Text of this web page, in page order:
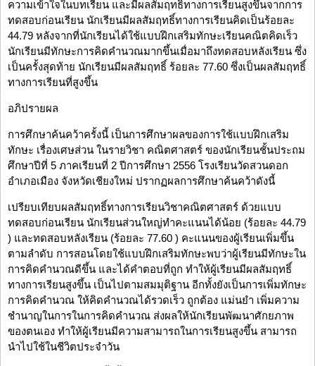
ความเข้าใจในบทเรียน และมีผลสัมฤทธิ์ทางการเรียนสูงขึ้นจากการ
ทดสอบก่อนเรียน นักเรียนมีผลสัมฤทธิ์ทางการเรียนคิดเป็นร้อยละ
44.79 หลังจากที่นักเรียนได้ใช้แบบฝึกเสริมทักษะเรียนคณิตคิดเร็ว
นักเรียนมีทักษะการคิดคำนวณมากขึ้นเมื่อมาถึงทดสอบหลังเรียน ซึ่ง
เป็นครั้งสุดท้าย นักเรียนมีผลสัมฤทธิ์ ร้อยละ 77.60 ซึ่งเป็นผลสัมฤทธิ์
ทางการเรียนที่สูงขึ้น
อภิปรายผล
การศึกษาค้นคว้าครั้งนี้ เป็นการศึกษาผลของการใช้แบบฝึกเสริม
ทักษะ เรื่องเศษส่วน ในรายวิชา คณิตศาสตร์ ของนักเรียนชั้นประถม
ศึกษาปีที่ 5 ภาคเรียนที่ 2 ปีการศึกษา 2556 โรงเรียนวัดสวนดอก
อำเภอเมือง จังหวัดเชียงใหม่ ปรากฏผลการศึกษาค้นคว้าดังนี้
เปรียบเทียบผลสัมฤทธิ์ทางการเรียนวิชาคณิตศาสตร์ ด้วยแบบ
ทดสอบก่อนเรียน นักเรียนส่วนใหญ่ทำคะแนนได้น้อย (ร้อยละ 44.79
) และทดสอบหลังเรียน (ร้อยละ 77.60 ) คะแนนของผู้เรียนเพิ่มขึ้น
ตามลำดับ การสอนโดยใช้แบบฝึกเสริมทักษะพบว่าผู้เรียนมีทักษะใน
การคิดคำนวณดีขึ้น และได้คำตอบที่ถูก ทำให้ผู้เรียนมีผลสัมฤทธิ์
ทางการเรียนสูงขึ้น เป็นไปตามสมมุติฐาน อีกทั้งยังเป็นการเพิ่มทักษะ
การคิดคำนวณ ให้คิดคำนวณได้รวดเร็ว ถูกต้อง แม่นยำ เพิ่มความ
ชำนาญในการในการคิดคำนวณ ส่งผลให้นักเรียนพัฒนาศักยภาพ
ของตนเอง ทำให้ผู้เรียนมีความสามารถในการเรียนสูงขึ้น สามารถ
นำไปใช้ในชีวิตประจำวัน